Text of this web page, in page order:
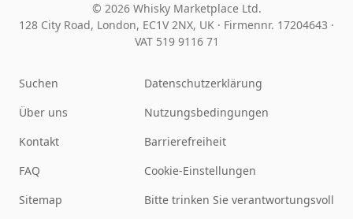
© 2026 Whisky Marketplace Ltd.
128 City Road, London, EC1V 2NX, UK · Firmennr. 17204643 ·
VAT 519 9116 71
Suchen
Über uns
Kontakt
FAQ
Sitemap
Datenschutzerklärung
Nutzungsbedingungen
Barrierefreiheit
Cookie-Einstellungen
Bitte trinken Sie verantwortungsvoll